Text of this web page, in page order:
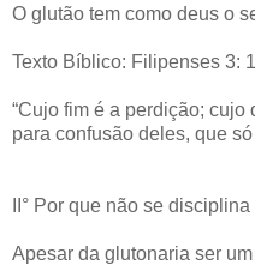
O glutão tem como deus o
Texto Bíblico: Filipenses 3:
“Cujo fim é a perdição;
para confusão deles, que
II° Por que não se
Apesar da glutonaria ser